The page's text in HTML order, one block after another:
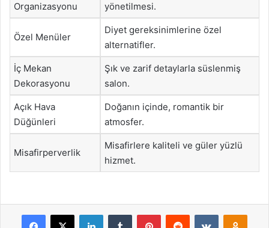
Organizasyonu
yönetilmesi.
Özel Menüler
Diyet gereksinimlerine özel
alternatifler.
İç Mekan
Dekorasyonu
Şık ve zarif detaylarla süslenmiş
salon.
Açık Hava
Düğünleri
Doğanın içinde, romantik bir
atmosfer.
Misafirperverlik
Misafirlere kaliteli ve güler yüzlü
hizmet.
Facebook
X LinkedInTumblr PinterestReddit VKontakte